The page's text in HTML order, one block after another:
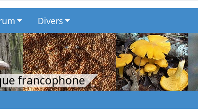
Divers
francophone